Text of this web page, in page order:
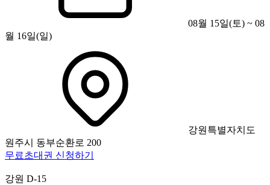
08월 15일(토) ~ 08
월 16일(일)
강원특별자치도
원주시 동부순환로 200
무료초대권 신청하기
강원 D-15